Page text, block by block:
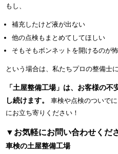
もし、
補充したけど液が出ない
他の点検もまとめてしてほしい
そもそもボンネットを開けるのが
という場合は、私たちプロの整備士
「土屋整備工場」は、お客様の
し続けます。
車検や点検のついで
にお立ち寄りください！
▼お気軽にお問い合わせくだ
車検の土屋整備工場